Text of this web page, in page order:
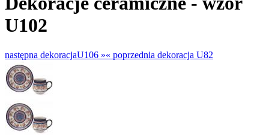
U102
następna dekoracjaU106 »« poprzednia dekoracja U82